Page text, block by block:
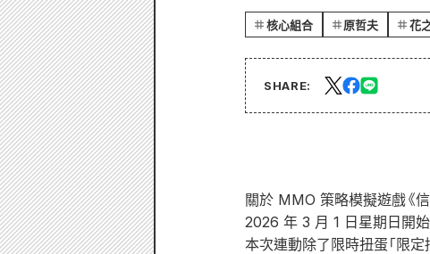
核心組合 原哲夫 花
SHARE:
關於 MMO 策略模擬遊戲《
2026 年 3 月 1 日星期日開始
本次連動除了限時扭蛋「限定